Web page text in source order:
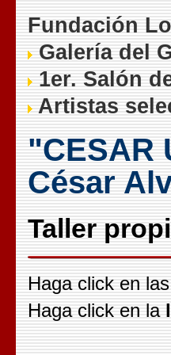
Fundación
Galería del
1er. Salón
Artistas
"CESAR
César
Taller
Haga click en las
Haga click en la